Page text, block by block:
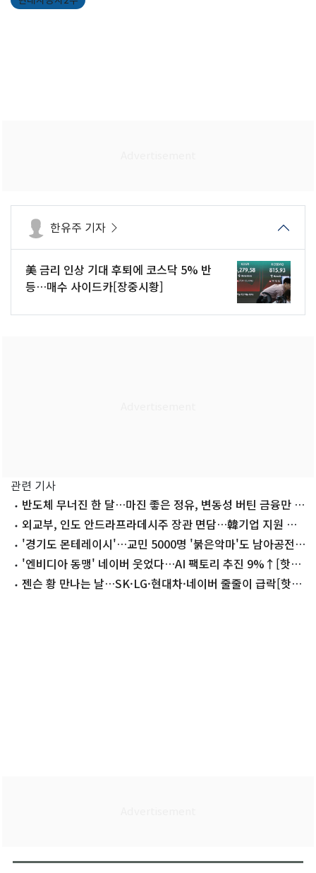
한유주 기자
美 금리 인상 기대 후퇴에 코스닥 5% 반
등…매수 사이드카[장중시황]
관련 기사
반도체 무너진 한 달…마진 좋은 정유, 변동성 버틴 금융만 살
았다외교부, 인도 안드라프라데시주 장관 면담…韓기업 지원 요
청 '경기도 몬테레이시'…교민 5000명 '붉은악마'도 남아공전
출격대기
'엔비디아 동맹' 네이버 웃었다…AI 팩토리 추진 9%↑[핫종
목](종합)
젠슨 황 만나는 날…SK·LG·현대차·네이버 줄줄이 급락[핫종